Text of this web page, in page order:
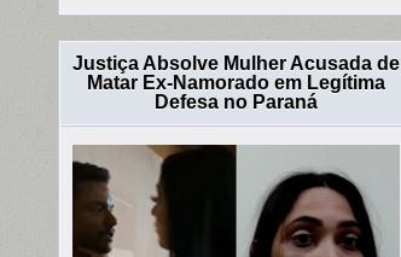
Justiça Absolve Mulher Acusada de
Matar Ex-Namorado em Legítima
Defesa no Paraná